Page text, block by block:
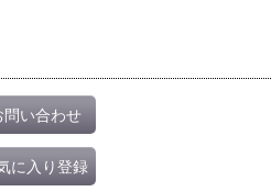
問い合わせ
に入り登録